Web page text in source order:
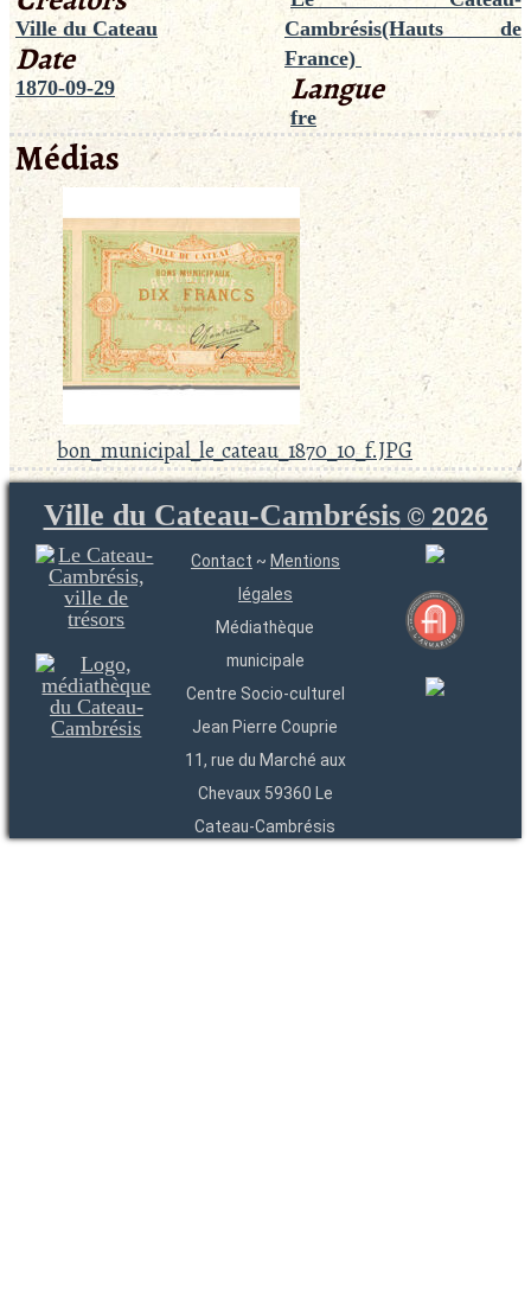
Ville du Cateau
Date
1870-09-29
Cambrésis(Hauts de
France)
Langue
fre
Médias
bon_municipal_le_cateau_1870_10_f.JPG
Ville du Cateau-Cambrésis© 2026
Contact ~ Mentions
légales
Médiathèque
municipale
Centre Socio-culturel
Jean Pierre Couprie
11, rue du Marché aux
Chevaux 59360 Le
Cateau-Cambrésis